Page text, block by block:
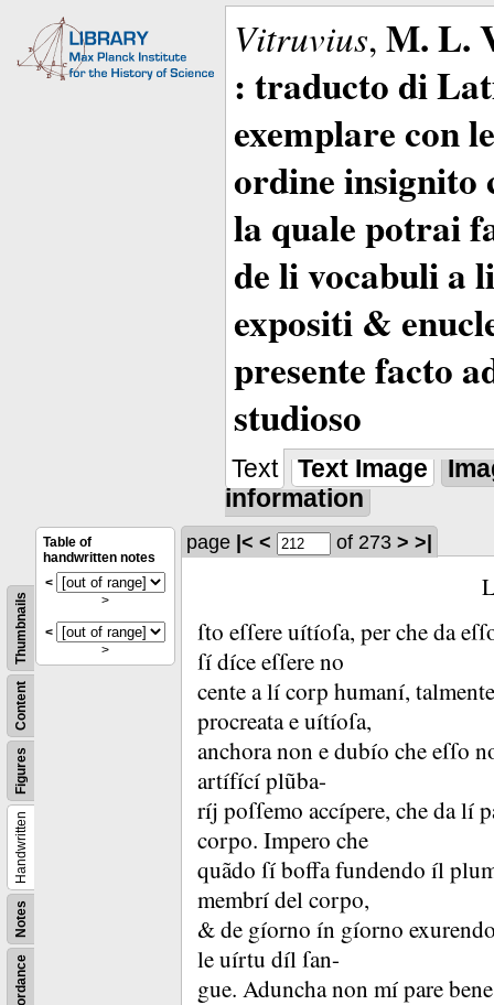
Vitruvius, M. L.
: traducto di
exemplare con
ordine insignito
la quale potrai
de li vocabuli a
expositi &
presente facto
studioso
Text Text Image
information
Notes
Handwritten
Figures
Content
Thumbnails
Table of
handwritten notes
<
>
<
>
page |< < of 273 > >|
ſto eſſere uítíoſa, per che da
ſí díce eſſere no
cente a lí corp humaní,
procreata e uítíoſa,
anchora non e dubío che eſſo
artífící plũba-
ríj poſſemo accípere, che da
corpo. Impero che
quãdo ſí boffa fundendo íl
membrí del corpo,
&de gíorno ín gíorno
le uírtu díl ſan-
gue. Aduncha non mí pare